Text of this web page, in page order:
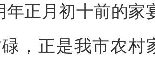
年正月初十前的家
，正是我市农村